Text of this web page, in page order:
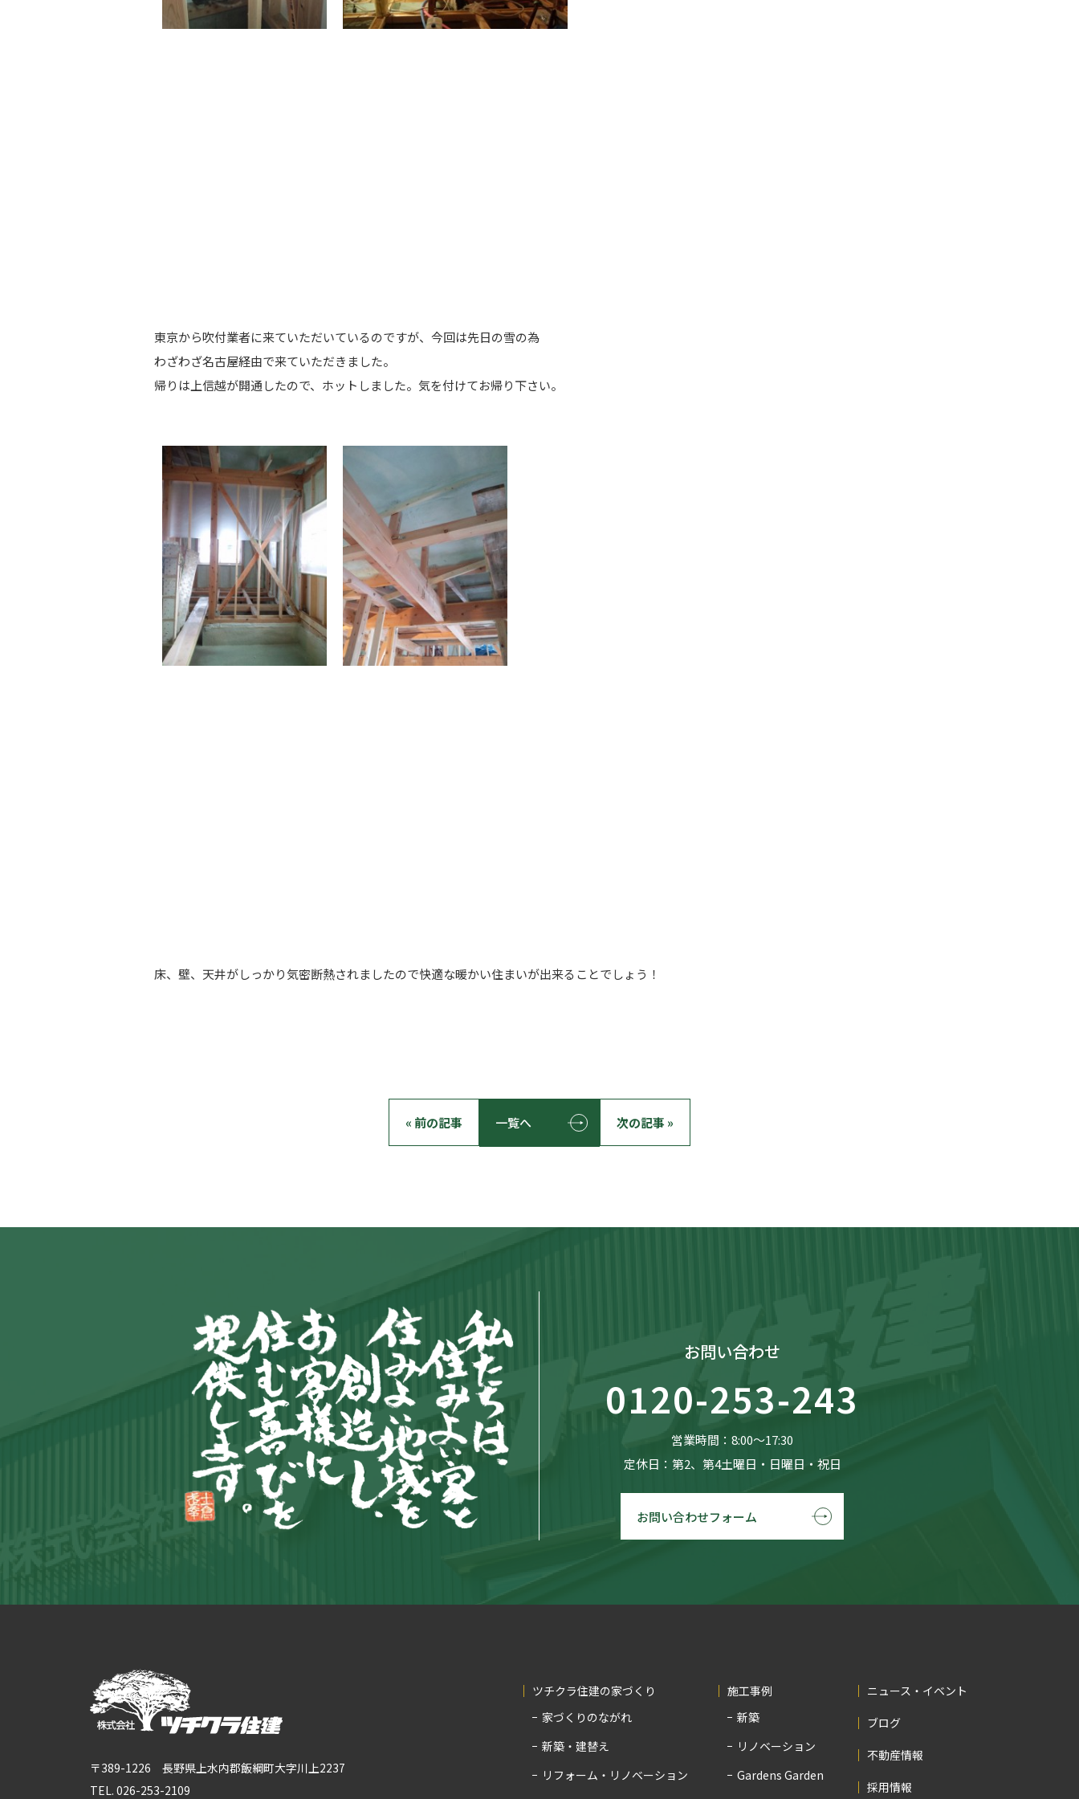
東京から吹付業者に来ていただいているのですが、今回は先日の雪の為
わざわざ名古屋経由で来ていただきました。
帰りは上信越が開通したので、ホットしました。気を付けてお帰り下さい。
床、壁、天井がしっかり気密断熱されましたので快適な暖かい住まいが出来ることでしょう！
« 前の記事 一覧へ 次の記事 »
お問い合わせ
0120-253-243
営業時間：8:00〜17:30
定休日：第2、第4土曜日・日曜日・祝日
お問い合わせフォーム
〒389-1226 長野県上水内郡飯綱町大字川上2237
TEL. 026-253-2109
ツチクラ住建の家づくり
家づくりのながれ
新築・建替え
リフォーム・リノベーション
施工事例
新築
リノベーション
Gardens Garden
ニュース・イベント
ブログ
不動産情報
採用情報